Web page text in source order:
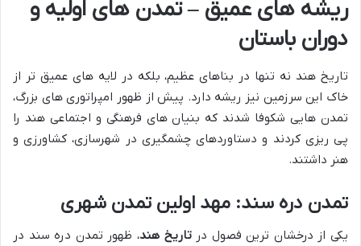
ریشه های عمیق – تمدن های اولیه و
دوران باستان
تاریخ هند نه تنها در بناهای عظیم، بلکه در لایه های عمیق تر از
خاک این سرزمین نیز ریشه دارد. پیش از ظهور امپراتوری های بزرگ،
تمدن هایی شکوفا شدند که بنیان های فرهنگی و اجتماعی هند را
پی ریزی کردند و دستاوردهای چشمگیری در شهرسازی، کشاورزی و
هنر داشتند.
تمدن دره سند: مهد اولین تمدن شهری
یکی از درخشان ترین فصول درتاریخ هند، ظهور تمدن دره سند در